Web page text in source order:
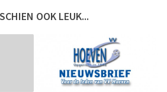
van spelers
spelers per team
teams
teamwijziging
OOK LEUK...